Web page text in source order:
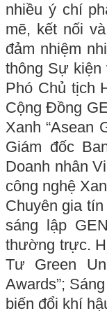
nhiều ý chí
mẽ, kết nối
đảm nhiệm
thông Sự kiện
Phó Chủ tịch
Cộng Đồng
Xanh “Asean
Giám đốc
Doanh nhân
công nghệ
Chuyên gia
sáng lập
thường trực.
Tư Green
Awards”;
biến đổi khí